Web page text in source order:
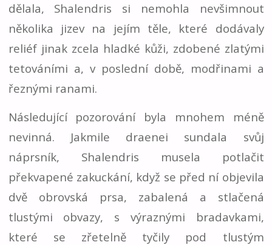
dělala, Shalendris si nemohla nevšimnout
několika jizev na jejím těle, které dodávaly
reliéf jinak zcela hladké kůži, zdobené zlatými
tetováními a, v poslední době, modřinami a
řeznými ranami.
Následující pozorování byla mnohem méně
nevinná. Jakmile draenei sundala svůj
náprsník, Shalendris musela potlačit
překvapené zakuckání, když se před ní objevila
dvě obrovská prsa, zabalená a stlačená
tlustými obvazy, s výraznými bradavkami,
které se zřetelně tyčily pod tlustým